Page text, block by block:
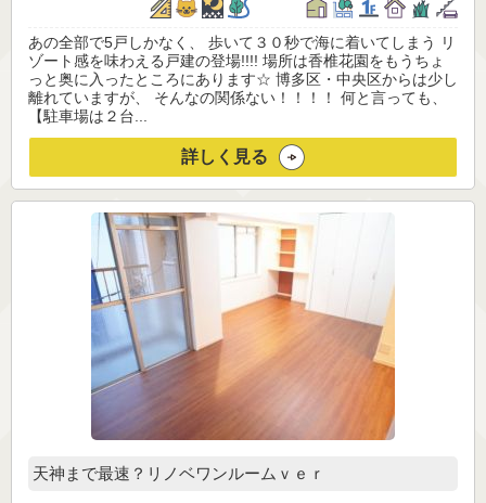
あの全部で5戸しかなく、 歩いて３０秒で海に着いてしまう リ
ゾート感を味わえる戸建の登場!!!! 場所は香椎花園をもうちょ
っと奥に入ったところにあります☆ 博多区・中央区からは少し
離れていますが、 そんなの関係ない！！！！ 何と言っても、
【駐車場は２台...
詳しく見る
天神まで最速？リノベワンルームｖｅｒ